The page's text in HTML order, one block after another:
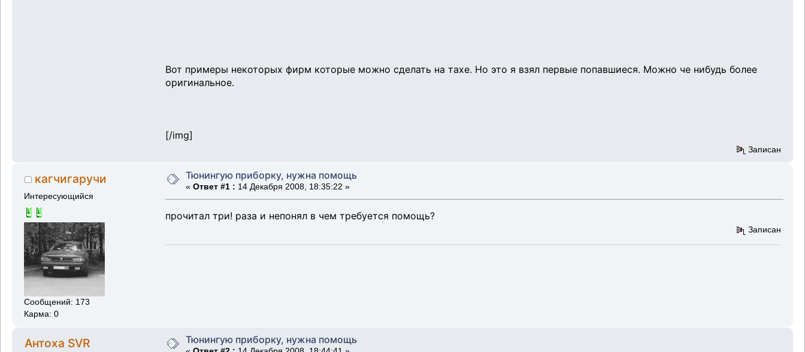
Вот примеры некоторых фирм которые можно сделать на тахе. Но это я взял первые попавшиеся. Можно че нибудь более
оригинальное.
[/img]
Записан
кагчигаручи
Интересующийся
Сообщений: 173
Карма: 0
Тюнингую приборку, нужна помощь
« Ответ #1 : 14 Декабря 2008, 18:35:22 »
прочитал три! раза и непонял в чем требуется помощь?
Записан
Антоха SVR Тюнингую приборку, нужна помощь